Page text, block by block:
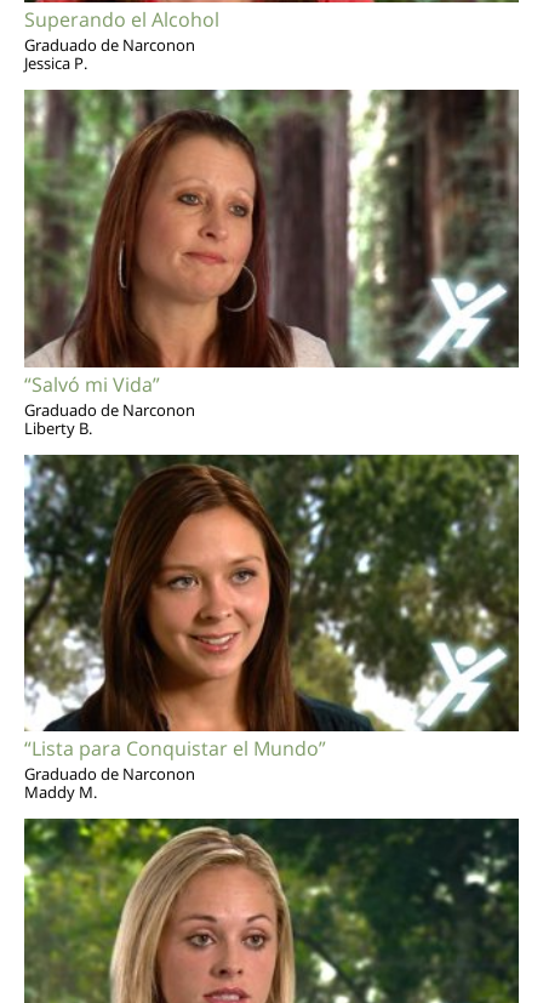
Superando el Alcohol
Graduado de Narconon
Jessica P.
“Salvó mi Vida”
Graduado de Narconon
Liberty B.
“Lista para Conquistar el Mundo”
Graduado de Narconon
Maddy M.